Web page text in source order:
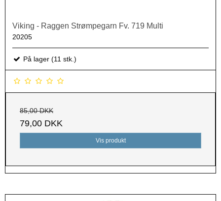
Viking - Raggen Strømpegarn Fv. 719 Multi
20205
På lager (11 stk.)
85,00 DKK
79,00 DKK
Vis produkt